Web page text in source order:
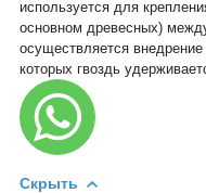
используется для
основном древесных)
осуществляется
которых гвоздь
Скрыть